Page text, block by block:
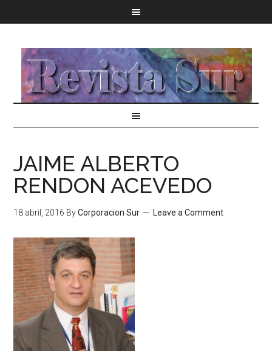
JAIME ALBERTO
RENDON ACEVEDO
18 abril, 2016 ByCorporacion Sur Leave a Comment